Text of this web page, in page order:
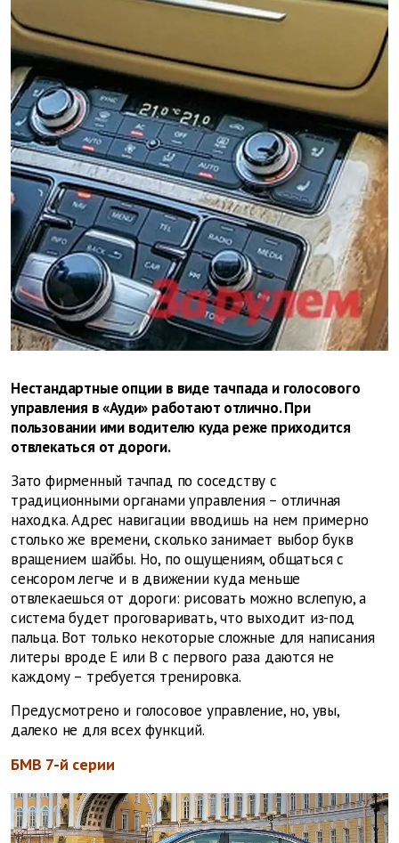
Нестандартные опции в виде тачпада и голосового
управления в «Ауди» работают отлично. При
пользовании ими водителю куда реже приходится
отвлекаться от дороги.
Зато фирменный тачпад по соседству с
традиционными органами управления – отличная
находка. Адрес навигации вводишь на нем примерно
столько же времени, сколько занимает выбор букв
вращением шайбы. Но, по ощущениям, общаться с
сенсором легче и в движении куда меньше
отвлекаешься от дороги: рисовать можно вслепую, а
система будет проговаривать, что выходит из-под
пальца. Вот только некоторые сложные для написания
литеры вроде Е или В с первого раза даются не
каждому – требуется тренировка.
Предусмотрено и голосовое управление, но, увы,
далеко не для всех функций.
БМВ 7-й серии